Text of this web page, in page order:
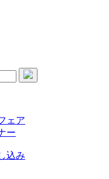
ェア
ー
込み